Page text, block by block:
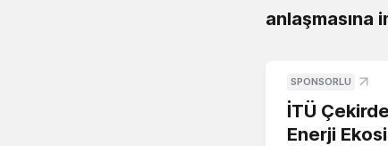
anlaşmasına
SPONSORLU
İTÜ
Enerji